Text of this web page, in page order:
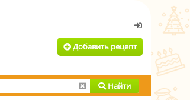
Добавить рецепт
Найти